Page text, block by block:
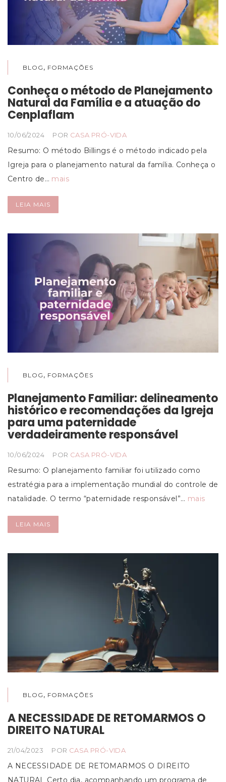
BLOG , FORMAÇÕES
Conheça o método de Planejamento
Natural da Família e a atuação do
Cenplaflam
10/06/2024 POR CASA PRÓ-VIDA
Resumo: O método Billings é o método indicado pela
Igreja para o planejamento natural da família. Conheça o
Centro de… mais
LEIA MAIS
BLOG , FORMAÇÕES
Planejamento Familiar: delineamento
histórico e recomendações da Igreja
para uma paternidade
verdadeiramente responsável
10/06/2024 POR CASA PRÓ-VIDA
Resumo: O planejamento familiar foi utilizado como
estratégia para a implementação mundial do controle de
natalidade. O termo “paternidade responsável”… mais
LEIA MAIS
BLOG , FORMAÇÕES
A NECESSIDADE DE RETOMARMOS O
DIREITO NATURAL
21/04/2023 POR CASA PRÓ-VIDA
A NECESSIDADE DE RETOMARMOS O DIREITO
NATURAL Certo dia, acompanhando um programa de